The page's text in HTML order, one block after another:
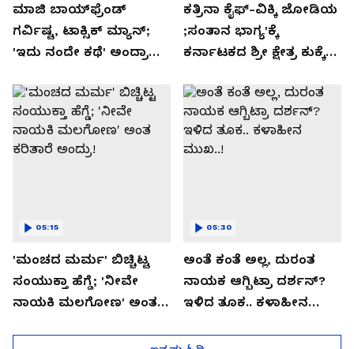
ಮಾಜಿ ಬಾಯ್‌ಫ್ರೆಂಡ್
ಗರ್ವಿಷ್ಟ, ಟಾಕ್ಸಿಕ್ ಮ್ಯಾನ್;
'ಇದು ನಂದೇ ಕಥೆ' ಅಂದ್ರಾ
ಮಂದಣ್ಣ?
ಕತ್ರಿನಾ ಕೈಫ್-ವಿಕ್ಕಿ ಜೋಡಿಯ
;ಸಂತಾನ ಭಾಗ್ಯ'ಕ್ಕೆ
ಕರ್ನಾಟಕದ ಶ್ರೀ ಕ್ಷೇತ್ರ ಕುಕ್ಕೆ
'ಮಂಚದ ಮರ್ಮ' ಬಿಚ್ಚಿಟ್ಟ
ಸಂಯುಕ್ತಾ ಹೆಗ್ಡೆ; 'ನೀವೇ
ನಾಯಕಿ ಮಲಗೋಣ' ಅಂತ
05:15
ಅಂತೆ ಕಂತೆ ಅಲ್ಲ, ದುರಂತ
ನಾಯಕ ಆಗ್ಬಿಟ್ರಾ ದರ್ಶನ್?
ಇಳಿದ ತೂಕ.. ಕಳಾಹೀನ
05:30